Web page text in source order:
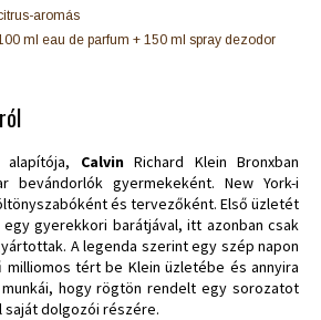
aromás
ml eau de parfum + 150 ml spray dezodor
alapítója, CalvinRichard Klein Bronxban
bevándorlók gyermekeként. New York-i
és tervezőként. Első üzletét
gyerekkori barátjával, itt azonban csak
A legenda szerint egy szép napon
milliomos tért be Klein üzletébe és annyira
hogy rögtön rendelt egy sorozatot
dolgozói részére.